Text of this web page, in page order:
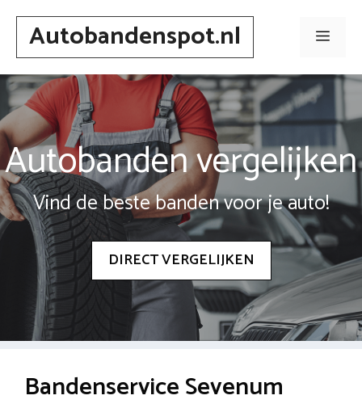
Spring
inhoudAutobandenspot.nl Menu
Autobanden vergelijken
Vind de beste banden voor je auto!
DIRECT VERGELIJKEN
Bandenservice Sevenum